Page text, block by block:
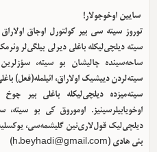
سایین اوخوجولار!
توروز سیته سی بیر کولتورل اوجاق اولا‌راق
سیته دیلچی‌لیکله باغلی دیرلی بیلگی‌لر
ساحه‌سینده چالیشان بو سیته، سؤزلرین
سیته‌لردن دییشیک اولا‌راق، ائیلمله(فعل)
سیته‌میزده دیلچی‌لیکله باغلی بیر
اوخویابیلرسینیز. اوموروق کی بو سیته،
دیلچی‌لیک قول‌لاری‌نین گلیشمه‌سی،
بئی هادی (h.beyhadi@gmail.com
)